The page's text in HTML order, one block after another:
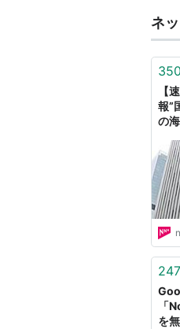
*リ
ネ
350
【
報”
の
日
247
「
を